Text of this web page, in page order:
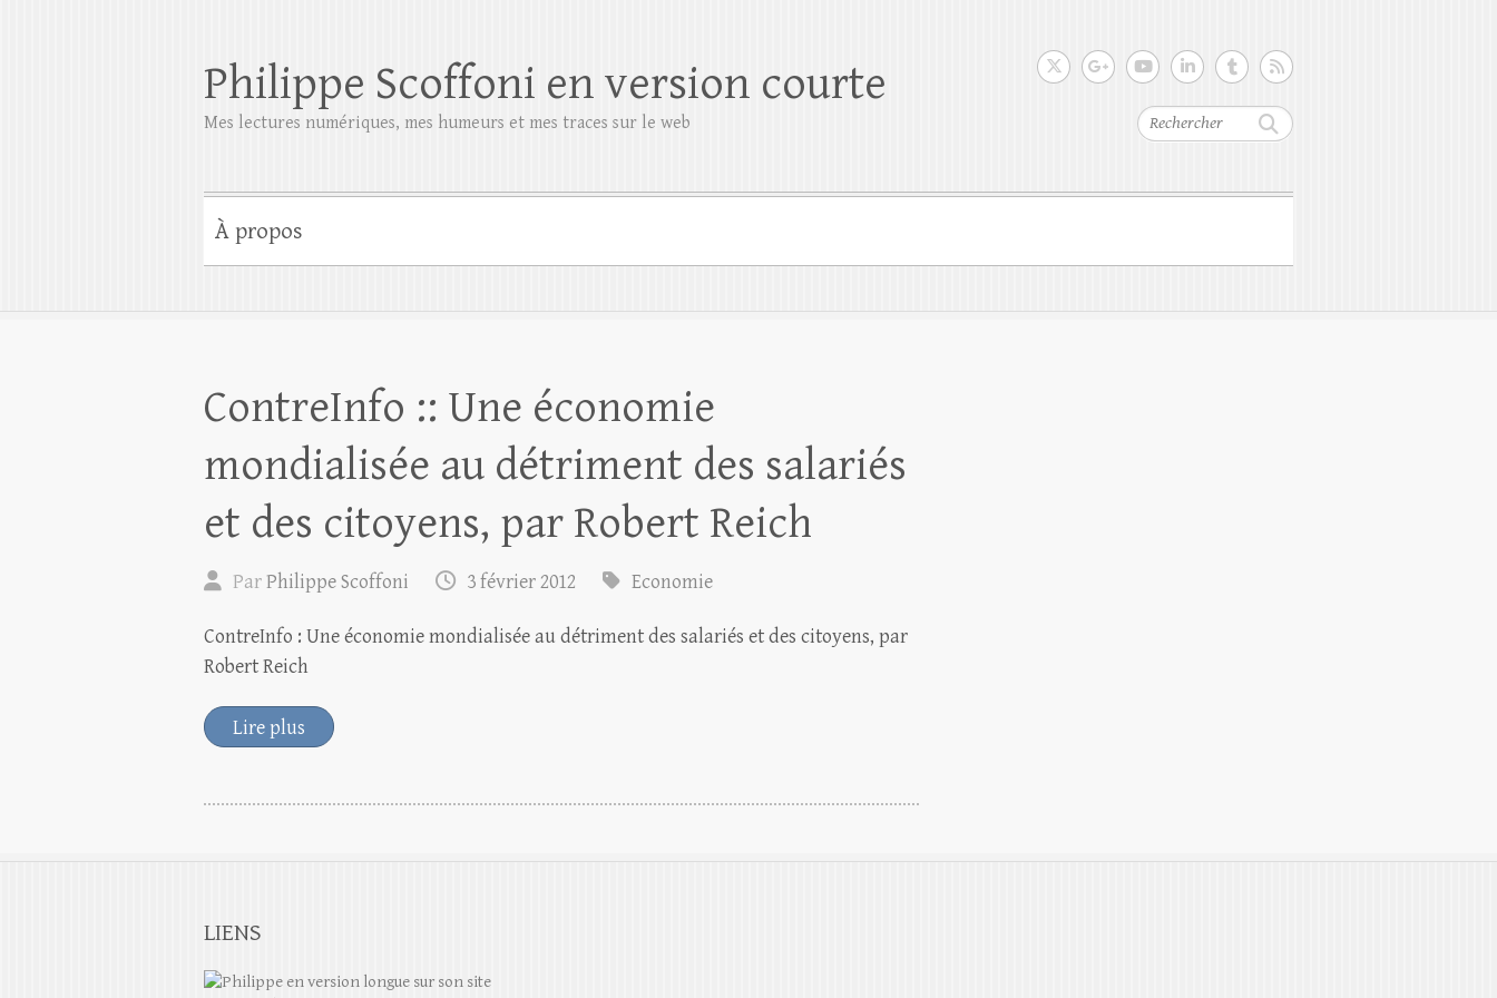
Rechercher
Philippe Scoffoni en version courte
Mes lectures numériques, mes humeurs et mes traces sur le web
À propos
ContreInfo :: Une économie
mondialisée au détriment des salariés
et des citoyens, par Robert Reich
ParPhilippe Scoffoni 3 février 2012 Economie
ContreInfo : Une économie mondialisée au détriment des salariés et des citoyens, par
Robert Reich
Lire plus
LIENS